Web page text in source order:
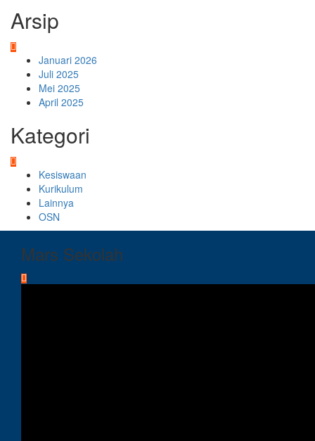
Arsip
Januari 2026
Juli 2025
Mei 2025
April 2025
Kategori
Kesiswaan
Kurikulum
Lainnya
OSN
Mars Sekolah